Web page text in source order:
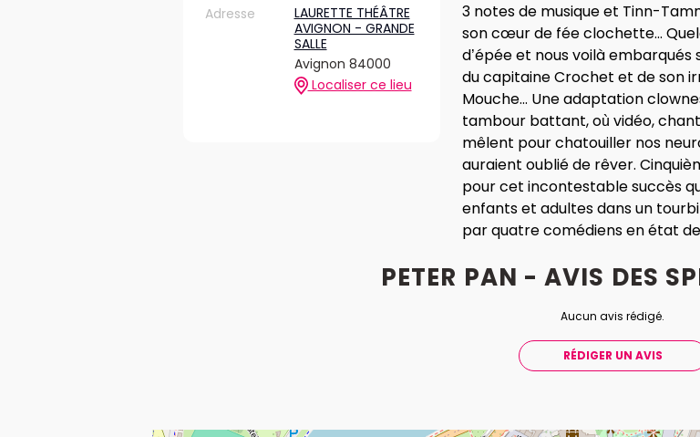
Adresse
LAURETTE THÉÂTRE
AVIGNON - GRANDE
SALLE
Avignon 84000
Localiser ce lieu
3 notes de musique et Tinn-
son cœur de fée clochette...
d’épée et nous voilà embarqués
du capitaine Crochet et de son
Mouche... Une adaptation
tambour battant, où vidéo,
mêlent pour chatouiller nos
auraient oublié de rêver.
pour cet incontestable succès
enfants et adultes dans un
par quatre comédiens en état
PETER PAN - AVIS DES
Aucun avis rédigé.
RÉDIGER UN AVIS